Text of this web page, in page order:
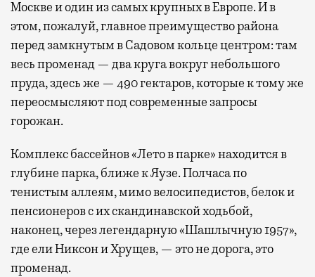
Москве и один из самых крупных в Европе. И в
этом, пожалуй, главное преимущество района
перед замкнутым в Садовом кольце центром: там
весь променад — два круга вокруг небольшого
пруда, здесь же — 490 гектаров, которые к тому же
переосмысляют под современные запросы
горожан.
Комплекс бассейнов «Лето в парке» находится в
глубине парка, ближе к Яузе. Полчаса по
тенистым аллеям, мимо велосипедистов, белок и
пенсионеров с их скандинавской ходьбой,
наконец, через легендарную «Шашлычную 1957»,
где ели Никсон и Хрущев, — это не дорога, это
променад.